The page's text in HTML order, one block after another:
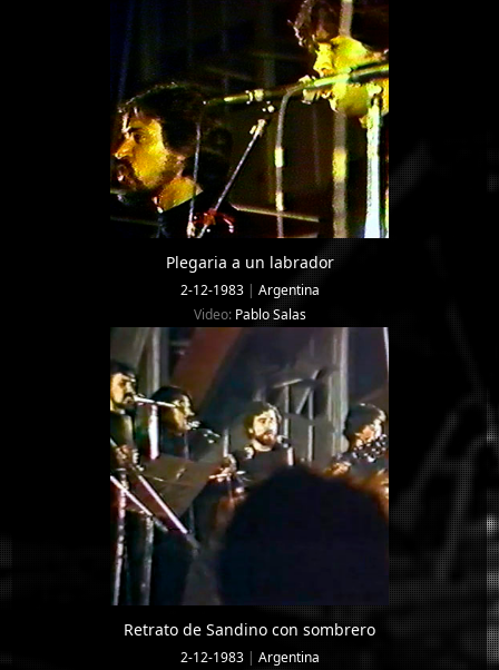
Plegaria a un labrador
2-12-1983| Argentina
Video: Pablo Salas
Retrato de Sandino con sombrero
2-12-1983| Argentina